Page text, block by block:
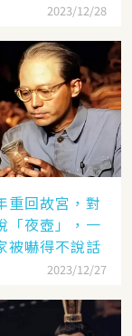
2023/12/28
重回故宮，對
「夜壺」，一
被嚇得不說話
2023/12/27